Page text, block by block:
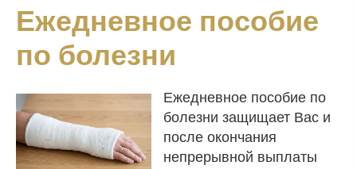
Ежедневное пособие
по болезни
Ежедневное пособие по
болезни защищает Вас и
после окончания
непрерывной выплаты